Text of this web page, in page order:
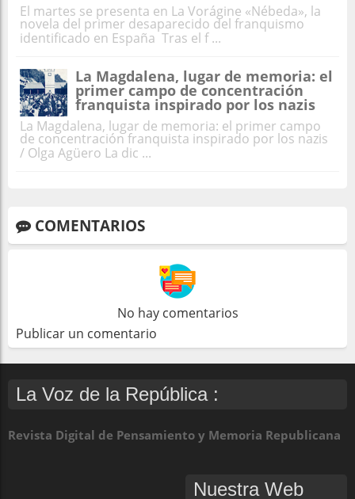
El martes se presenta en La Vorágine «Nébeda», la
novela del primer desaparecido del franquismo
identificado en España Tras el f ...
La Magdalena, lugar de memoria: el
primer campo de concentración
franquista inspirado por los nazis
La Magdalena, lugar de memoria: el primer campo
de concentración franquista inspirado por los nazis
/ Olga Agüero La dic ...
COMENTARIOS
No hay comentarios
Publicar un comentario
La Voz de la República :
Revista Digital de Pensamiento y Memoria Republicana
Nuestra Web